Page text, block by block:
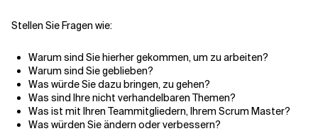
Stellen Sie Fragen wie:
Warum sind Sie hierher gekommen, um zu arbeiten?
Warum sind Sie geblieben?
Was würde Sie dazu bringen, zu gehen?
Was sind Ihre nicht verhandelbaren Themen?
Was ist mit Ihren Teammitgliedern, Ihrem Scrum Master?
Was würden Sie ändern oder verbessern?